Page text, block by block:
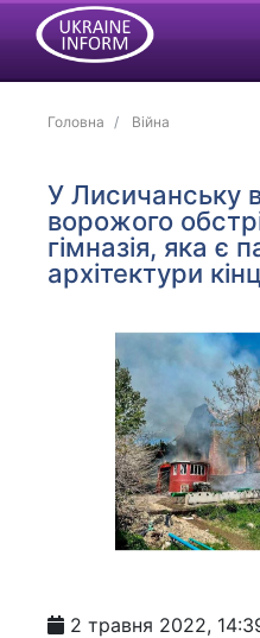
Головна Війна
У Лисичанську
ворожого
гімназія, яка є
архітектури
2 травня 2022,